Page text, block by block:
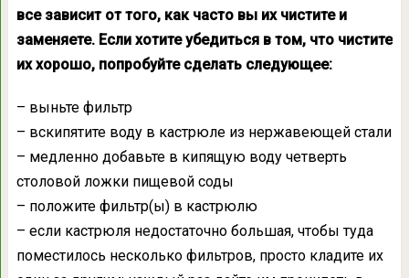
все зависит от того, как часто вы их чистите и
заменяете. Если хотите убедиться в том, чточистите
иххорошо, попробуйте сделать следующее:
– выньте фильтр
– вскипятите воду в кастрюле из нержавеющей стали
– медленно добавьте в кипящую воду четверть
столовой ложки пищевой соды
– положите фильтр(ы) в кастрюлю
– если кастрюля недостаточно большая, чтобы туда
поместилось несколько фильтров, просто кладите их